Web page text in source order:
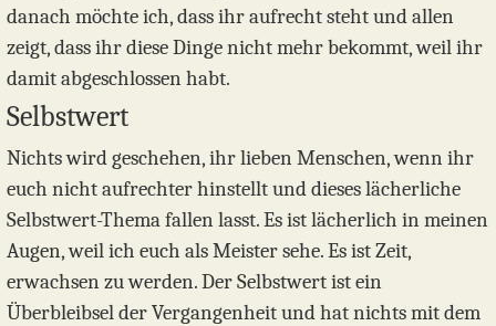
danach möchte ich, dass ihr aufrecht steht und allen
zeigt, dass ihr diese Dinge nicht mehr bekommt, weil ihr
damit abgeschlossen habt.
Selbstwert
Nichts wird geschehen, ihr lieben Menschen, wenn ihr
euch nicht aufrechter hinstellt und dieses lächerliche
Selbstwert-Thema fallen lasst. Es ist lächerlich in meinen
Augen, weil ich euch als Meister sehe. Es ist Zeit,
erwachsen zu werden. Der Selbstwert ist ein
Überbleibsel der Vergangenheit und hat nichts mit dem